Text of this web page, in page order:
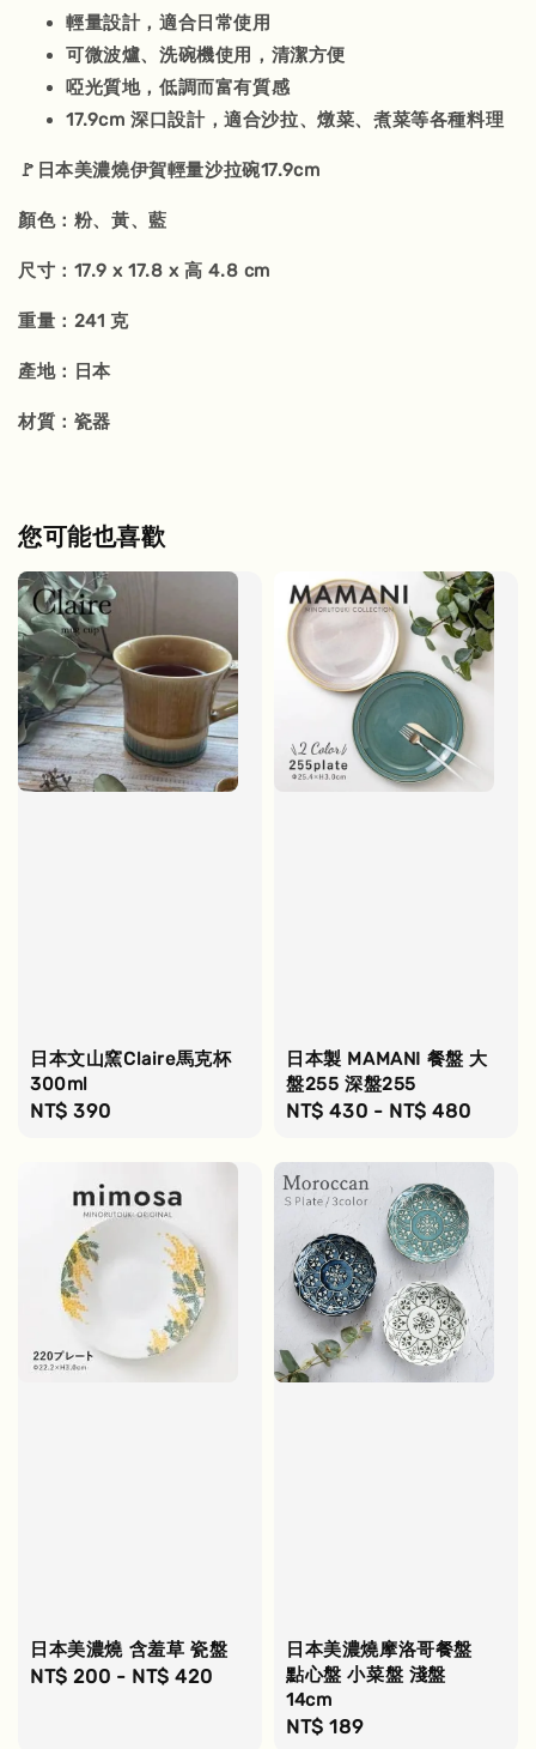
輕量設計，適合日常使用
可微波爐、洗碗機使用，清潔方便
啞光質地，低調而富有質感
17.9cm 深口設計，適合沙拉、燉菜、煮菜等各種料理
🚩日本美濃燒伊賀輕量沙拉碗17.9cm
顏色：粉、黃、藍
尺寸：17.9 x 17.8 x 高 4.8 cm
重量：241 克
產地：日本
材質：瓷器
您可能也喜歡
日本文山窯Claire馬克杯
300ml
Regular
NT$ 390
日本製 MAMANI 餐盤 大
盤255 深盤255
Regular
NT$ 430 - NT$ 480
日本美濃燒 含羞草 瓷盤
Regular
NT$ 200 - NT$ 420
日本美濃燒摩洛哥餐盤
點心盤 小菜盤 淺盤
14cm
Regular
NT$ 189